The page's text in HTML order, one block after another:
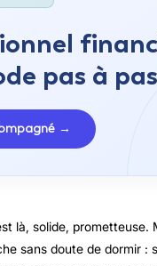
pas à
→
là, solide, prometteuse.
sans doute de dormir :